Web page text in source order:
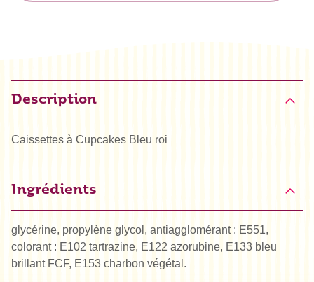
Description
Caissettes à Cupcakes Bleu roi
Ingrédients
glycérine, propylène glycol, antiagglomérant : E551,
colorant : E102 tartrazine, E122 azorubine, E133 bleu
brillant FCF, E153 charbon végétal.